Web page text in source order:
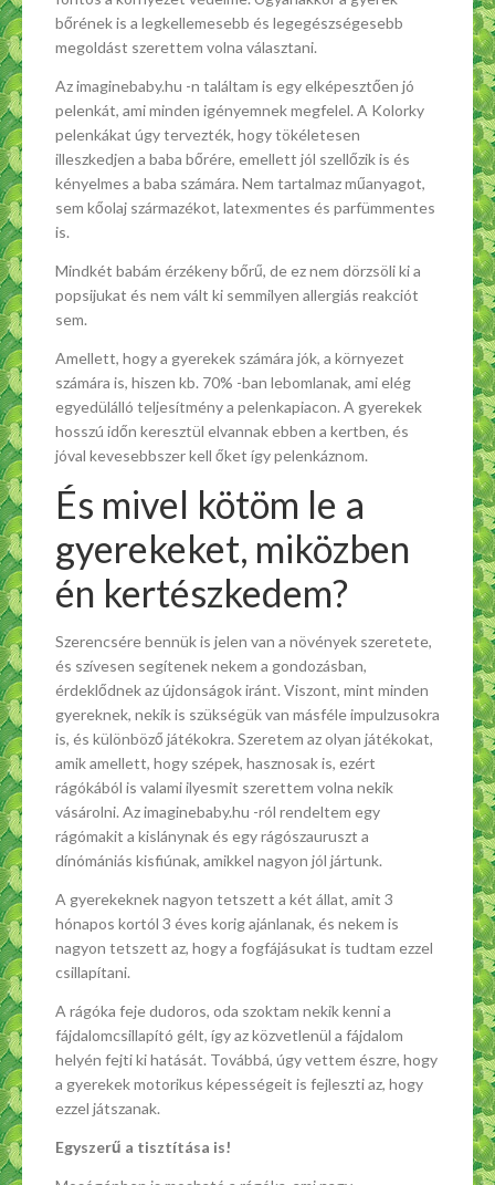
bőrének is a legkellemesebb és legegészségesebb
megoldást szerettem volna választani.
Az imaginebaby.hu -n találtam is egy elképesztően jó
pelenkát, ami minden igényemnek megfelel. A Kolorky
pelenkákat úgy tervezték, hogy tökéletesen
illeszkedjen a baba bőrére, emellett jól szellőzik is és
kényelmes a baba számára. Nem tartalmaz műanyagot,
sem kőolaj származékot, latexmentes és parfümmentes
is.
Mindkét babám érzékeny bőrű, de ez nem dörzsöli ki a
popsijukat és nem vált ki semmilyen allergiás reakciót
sem.
Amellett, hogy a gyerekek számára jók, a környezet
számára is, hiszen kb. 70% -ban lebomlanak, ami elég
egyedülálló teljesítmény a pelenkapiacon. A gyerekek
hosszú időn keresztül elvannak ebben a kertben, és
jóval kevesebbszer kell őket így pelenkáznom.
És mivel kötöm le a
gyerekeket, miközben
én kertészkedem?
Szerencsére bennük is jelen van a növények szeretete,
és szívesen segítenek nekem a gondozásban,
érdeklődnek az újdonságok iránt. Viszont, mint minden
gyereknek, nekik is szükségük van másféle impulzusokra
is, és különböző játékokra. Szeretem az olyan játékokat,
amik amellett, hogy szépek, hasznosak is, ezért
rágókából is valami ilyesmit szerettem volna nekik
vásárolni. Az imaginebaby.hu -ról rendeltem egy
rágómakit a kislánynak és egy rágószauruszt a
dínómániás kisfiúnak, amikkel nagyon jól jártunk.
A gyerekeknek nagyon tetszett a két állat, amit 3
hónapos kortól 3 éves korig ajánlanak, és nekem is
nagyon tetszett az, hogy a fogfájásukat is tudtam ezzel
csillapítani.
A rágóka feje dudoros, oda szoktam nekik kenni a
fájdalomcsillapító gélt, így az közvetlenül a fájdalom
helyén fejti ki hatását. Továbbá, úgy vettem észre, hogy
a gyerekek motorikus képességeit is fejleszti az, hogy
ezzel játszanak.
Egyszerű a tisztítása is!